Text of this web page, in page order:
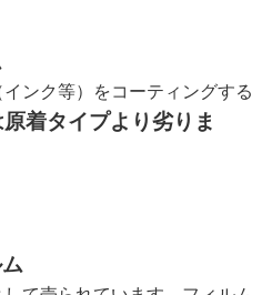
ンク等）をコーティングする
着タイプより劣りま